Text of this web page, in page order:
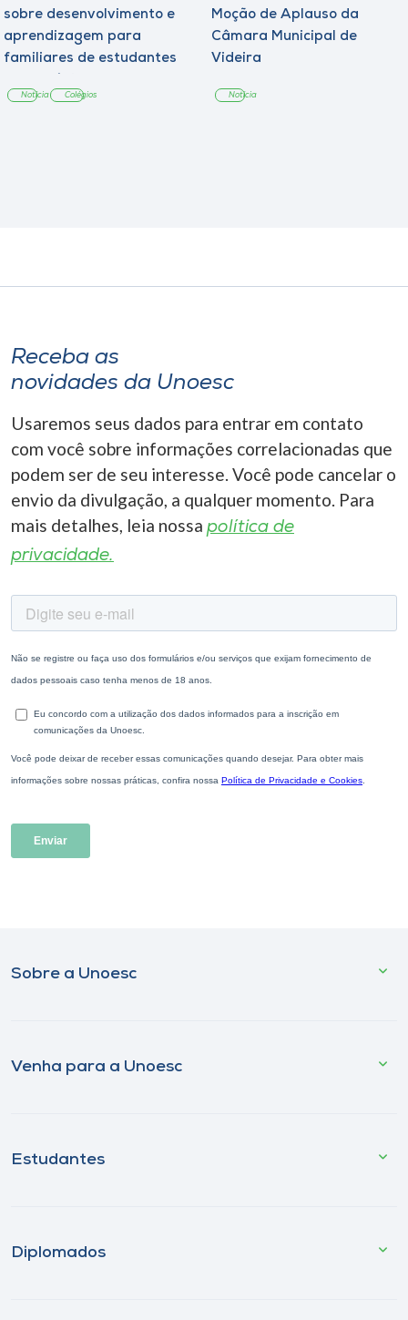
sobre desenvolvimento e
aprendizagem para
familiares de estudantes
Notícia Colégios
Moção de Aplauso da
Câmara Municipal de
Videira
Notícia
Receba as
novidades da Unoesc
Usaremos seus dados para entrar em contato
com você sobre informações correlacionadas que
podem ser de seu interesse. Você pode cancelar o
envio da divulgação, a qualquer momento. Para
mais detalhes, leia nossa política de
privacidade.
Sobre a Unoesc
Venha para a Unoesc
Estudantes
Diplomados